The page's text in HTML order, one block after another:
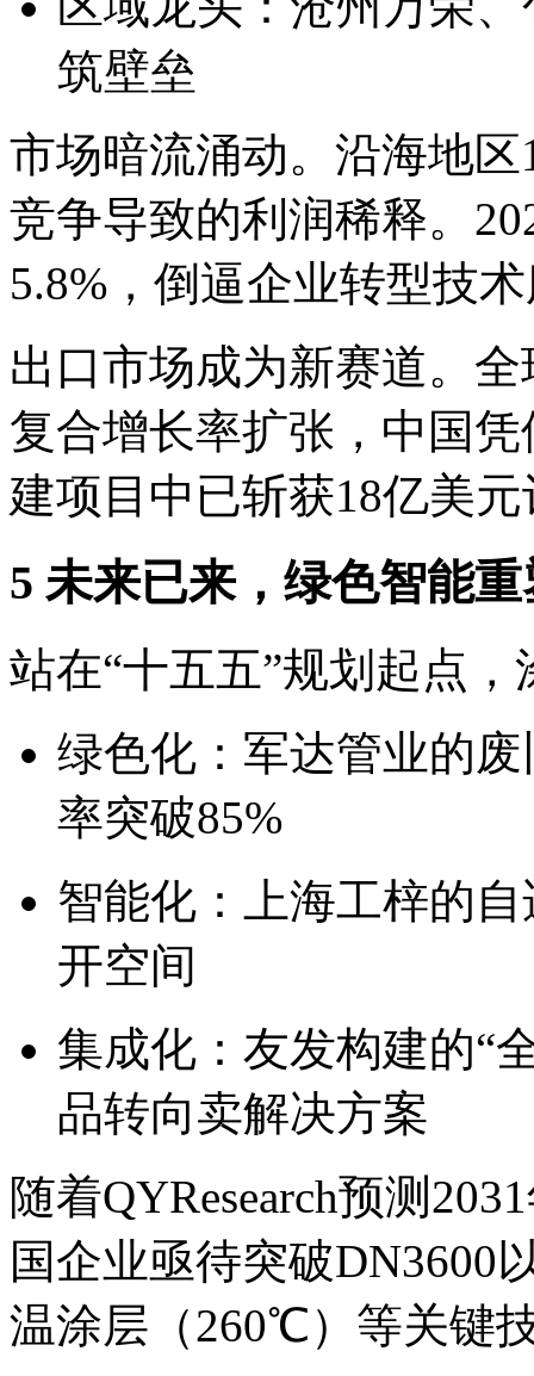
筑壁垒
市场暗流涌动。沿海地
竞争导致的利润稀释。
5.8%，倒逼企业转型技
出口市场成为新赛道。
复合增长率扩张，中国
建项目中已斩获18亿美
5 未来已来，绿色智能
站在“十五五”规划起点
绿色化：军达管业的
率突破85%
智能化：上海工梓的
开空间
集成化：友发构建的“
品转向卖解决方案
随着QYResearch预测
国企业亟待突破DN3600
温涂层（260℃）等关键